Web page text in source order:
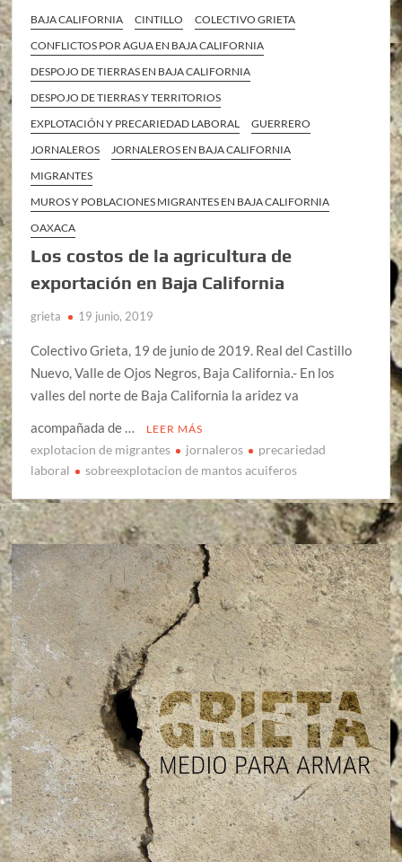
BAJA CALIFORNIA CINTILLO
COLECTIVO GRIETA
CONFLICTOS POR AGUA EN BAJA CALIFORNIA
DESPOJO DE TIERRAS EN BAJA CALIFORNIA
DESPOJO DE TIERRAS Y TERRITORIOS
EXPLOTACIÓN Y PRECARIEDAD LABORAL
GUERRERO
JORNALEROS
JORNALEROS EN BAJA CALIFORNIA
MIGRANTES
MUROS Y POBLACIONES MIGRANTES EN BAJA CALIFORNIA
OAXACA
Los costos de la agricultura de
exportación en Baja California
grieta 19 junio, 2019
Colectivo Grieta, 19 de junio de 2019. Real del Castillo
Nuevo, Valle de Ojos Negros, Baja California.- En los
valles del norte de Baja California la aridez va
acompañada de …
LEER MÁS
explotacion de migrantes jornaleros
precariedad
laboral
sobreexplotacion de mantos acuiferos